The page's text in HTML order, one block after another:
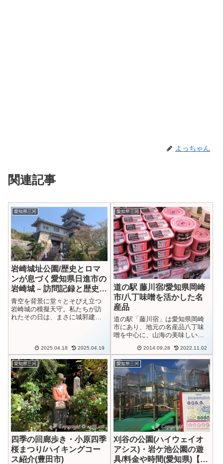
よっちゃん
関連記事
愛知県三河
岩崎城址公園/歴史とロマ
ンが息づく愛知県日進市の
岩崎城 – 訪問記録と歴史探
訪
青空を背景に堂々とそびえ立つ
岩崎城の模擬天守。私たちが訪
れたその日は、まさに城郭建築
から戦国時代末期にかけての激
動の時代を物語る貴重な史跡と
して、今も多くの...
2025.04.18 2025.04.19
愛知県三河
道の駅 藤川宿/愛知県岡崎
市/八丁味噌を活かした名
産品
道の駅「藤川宿」は愛知県岡崎
市にあり、地元の名産品八丁味
噌を中心に、山海の美味しいも
日は美味しいものを目当てに、
道の駅「藤川宿」へ行ってきま
した。愛知県岡崎市は徳川家康
が生まれた地であり、家康公誕
生にまつわる場所...
2014.09.28 2022.11.02
愛知県三河
四季の回廊歩き・小原四季
桜まつり/ハイキングコー
ス紹介(豊田市)
愛知県三河
刈谷の公園(ハイウェイオ
アシス)・岩ケ池公園の遊
具/料金や時間(愛知県)【動